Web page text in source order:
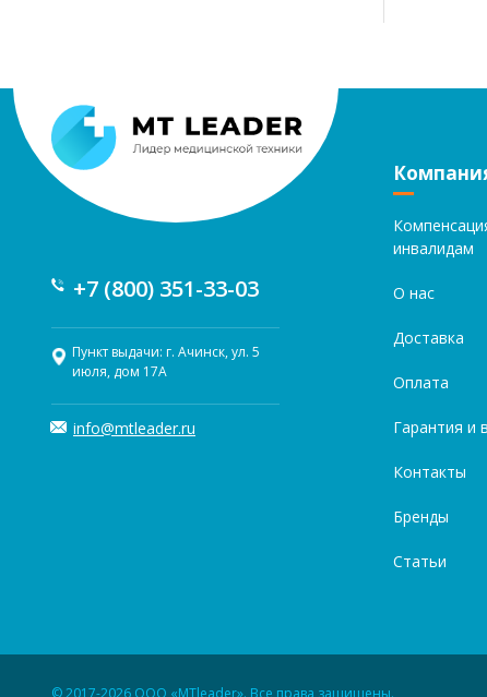
+7 (800) 351-33-03
Пункт выдачи: г. Ачинск, ул. 5
июля, дом 17А
info@mtleader.ru
инвалидам
О нас
Доставка
Оплата
Гарантия и
Контакты
Бренды
Статьи
© 2017-2026 ООО «MTleader». Все права защищены.